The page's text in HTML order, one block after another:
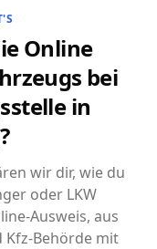
Online
bei
in
wir dir, wie du
oder LKW
Ausweis, aus
Kfz-Behörde mit